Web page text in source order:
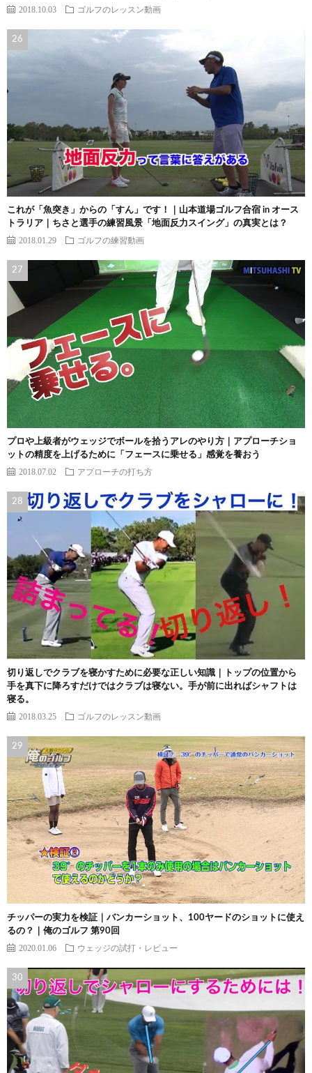
2018.10.03 ゴルフのレッスン動画
これが「魚突き」からの「すん」です！｜山本道場ゴルフ合宿 in オース
トラリア｜ちさと選手の練習風景「地面反力スイング」の真実とは？
2018.01.29 ゴルフの練習動画
プロや上級者がウェッジでボールを拾うアレのやり方｜アプローチショ
ットの精度を上げるために「フェースに乗せる」感覚を養おう
2018.07.02 アプローチの打ち方
切り返しでクラブを寝かすために必要な正しい知識｜トップの位置から
手を真下に降ろすだけではクラブは寝ない。手が前に出ればシャフトは
寝る。
2018.03.25 ゴルフのレッスン動画
チッパーの実力を検証｜バンカーショット、100ヤードのショットに使え
るの？｜俺のゴルフ 第90回
2020.01.06 ウェッジの試打・レビュー